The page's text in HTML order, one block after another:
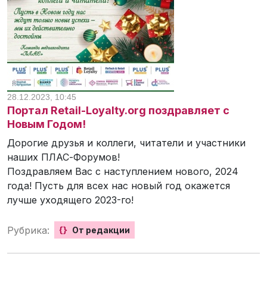
28.12.2023, 10:45
Портал Retail-Loyalty.org поздравляет с
Новым Годом!
Дорогие друзья и коллеги, читатели и участники
наших ПЛАС-Форумов!
Поздравляем Вас с наступлением нового, 2024
года! Пусть для всех нас новый год окажется
лучше уходящего 2023-го!
Рубрика: {} От редакции